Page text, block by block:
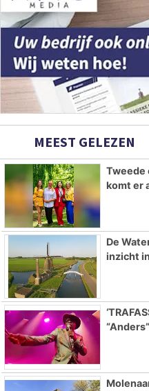
MEEST GELEZEN
Tweede
komt er
De
inzicht